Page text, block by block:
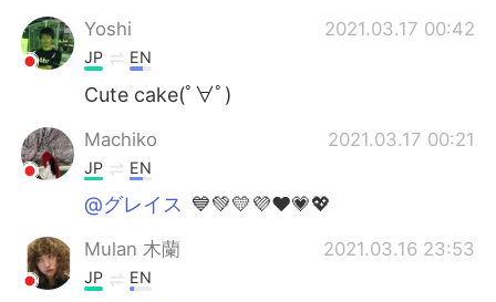
Yoshi 2021.03.17 00:42
JP EN
Cute cake(ﾟ∀ﾟ)
Machiko 2021.03.17 00:21
JP EN
@グレイス 💙💚💛💜❤💗💖
Mulan 木蘭 2021.03.16 23:53
JP EN